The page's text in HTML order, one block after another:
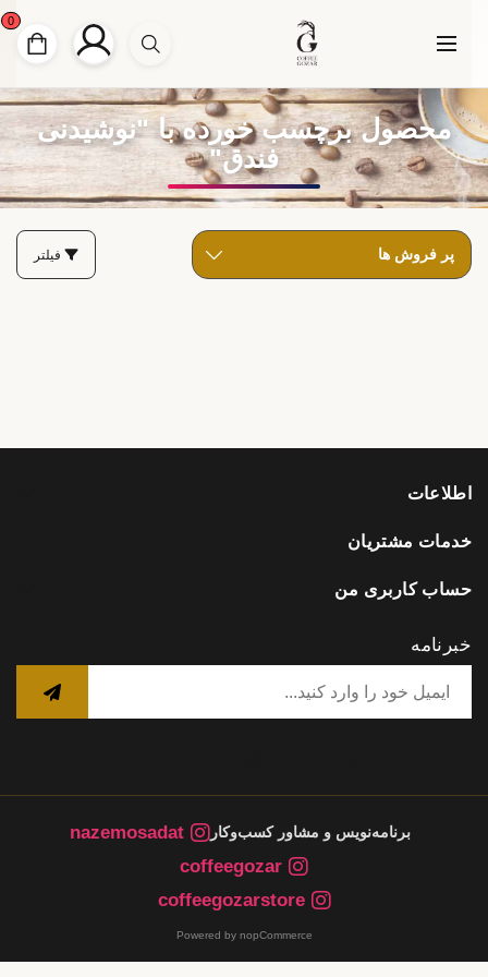
0
محصول برچسب خورده با "نوشیدنی
فندق"
فیلتر
اطلاعات
خدمات مشتریان
حساب کاربری من
خبرنامه
برنامه‌نویس و مشاور کسب‌وکار
nazemosadat
coffeegozar
coffeegozarstore
Powered by nopCommerce